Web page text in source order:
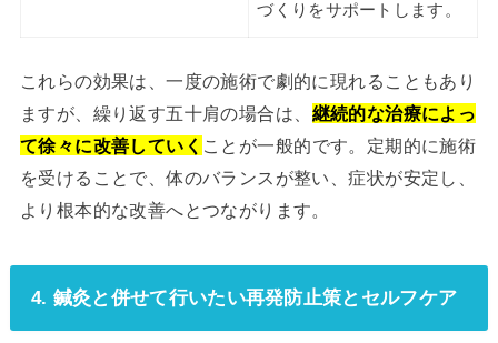
づくりをサポートします。
これらの効果は、一度の施術で劇的に現れることもあり
ますが、繰り返す五十肩の場合は、 継続的な治療によっ
て徐々に改善していく ことが一般的です。定期的に施術
を受けることで、体のバランスが整い、症状が安定し、
より根本的な改善へとつながります。
4. 鍼灸と併せて行いたい再発防止策とセルフケア